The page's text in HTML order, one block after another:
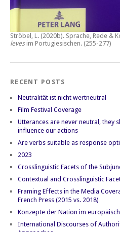
Ströbel, L. (2020b). Sprache, Rede &
levesim Portugiesischen. (255-277)
RECENT POSTS
Neutralität ist nicht wertneutral
Film Festival Coverage
Utterances are never neutral, they
influence our actions
Are verbs suitable as response
2023
Crosslinguistic Facets of the
Contextual and Crosslinguistic
Framing Effects in the Media
French Press (2015 vs. 2018)
Konzepte der Nation im
International Discourses of